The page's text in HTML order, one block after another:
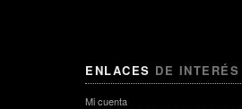
ENLACES DE INTERÉS
Mi cuenta